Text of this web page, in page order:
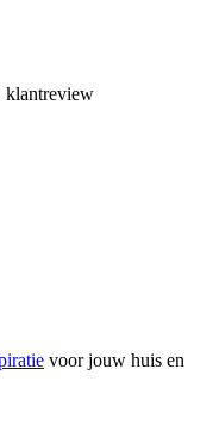
klantreview
voor jouw huis en